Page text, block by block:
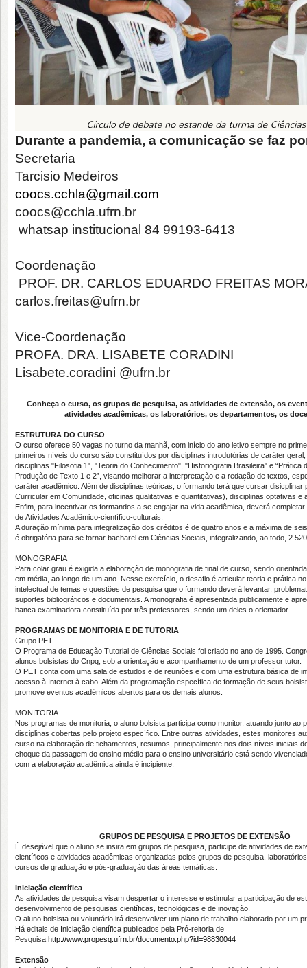
Durante a pandemia, a comunicação se faz
Secretaria
Tarcisio Medeiros
coocs.cchla@gmail.com
coocs@cchla.ufrn.br
whatsap institucional 84 99193-6413
Coordenação
PROF. DR. CARLOS EDUARDO FREITAS
carlos.freitas@ufrn.br
Vice-Coordenação
PROFA. DRA. LISABETE CORADINI
Lisabete.coradini @ufrn.br
Conheça o curso, os grupos de pesquisa, as atividades de extensão, os
atividades acadêmicas, os laboratórios, os departamentos, os
ESTRUTURA DO CURSO
O curso oferece 50 vagas no turno da manhã, com início do ano letivo sempre no
primeiros níveis do curso são constituídos por disciplinas introdutórias de caráter geral,
disciplinas "Filosofia 1", "Teoria do Conhecimento", "Historiografia Brasileira" e “Prática
Produção de Texto 1 e 2”, visando melhorar a interpretação e a redação de textos,
caráter acadêmico. Além de disciplinas teóricas, o formando terá que cursar disicplinar
Curricular em Comunidade, oficinas qualitativas e quantitativas), disciplinas optativas e
Enfim, para incentivar os formandos a se engajar na vida acadêmica, deverá
de Atividades Acadêmico-científico-culturais.
A duração mínima para integralização dos créditos é de quatro anos e a máxima de
é obrigatória para se tornar bacharel em Ciências Sociais, integralizando, ao todo,
MONOGRAFIA
Para colar grau é exigida a elaboração de monografia de final de curso, sendo
em média, ao longo de um ano. Nesse exercício, o desafio é articular teoria e prática
intelectual de temas e questões de pesquisa que o formando deverá levantar,
suportes bibliográficos e documentais. A monografia é apresentada publicamente e
banca examinadora constituída por três professores, sendo um deles o orientador.
PROGRAMAS DE MONITORIA E DE TUTORIA
Grupo PET.
O Programa de Educação Tutorial de Ciências Sociais foi criado no ano de 1995.
alunos bolsistas do Cnpq, sob a orientação e acompanhamento de um professor tutor.
O PET conta com uma sala de estudos e de reuniões e com uma estrutura básica de
acesso à Internet à cabo. Além da programação específica de formação de seus
promove eventos acadêmicos abertos para os demais alunos.
MONITORIA
Nos programas de monitoria, o aluno bolsista participa como monitor, atuando junto ao
disciplinas cobertas pelo projeto específico. Entre outras atividades, estes monitores
curso na elaboração de fichamentos, resumos, principalmente nos dois níveis iniciais
choque da passagem do ensino médio para o ensino universitário está sendo
com a elaboração acadêmica ainda é incipiente.
GRUPOS DE PESQUISA E PROJETOS DE EXTENSÃO
É desejável que o aluno se insira em grupos de pesquisa, participe de atividades de
científicos e atividades acadêmicas organizadas pelos grupos de pesquisa,
cursos de graduação e pós-graduação das áreas temáticas.
Iniciação científica
As atividades de pesquisa visam despertar o interesse e estimular a participação de
desenvolvimento de pesquisas científicas, tecnológicas e de inovação.
O aluno bolsista ou voluntário irá desenvolver um plano de trabalho elaborado por um
Há editais de Iniciação científica publicados pela Pró-reitoria de
Pesquisa http://www.propesq.ufrn.br/documento.php?id=98830044
Extensão